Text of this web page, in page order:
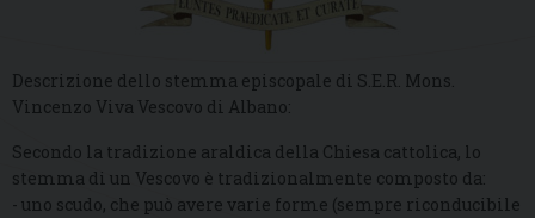
Descrizione dello stemma episcopale di S.E.R. Mons.
Vincenzo Viva Vescovo di Albano:
Secondo la tradizione araldica della Chiesa cattolica, lo
stemma di un Vescovo è tradizionalmente composto da:
- uno scudo, che può avere varie forme (sempre riconducibile